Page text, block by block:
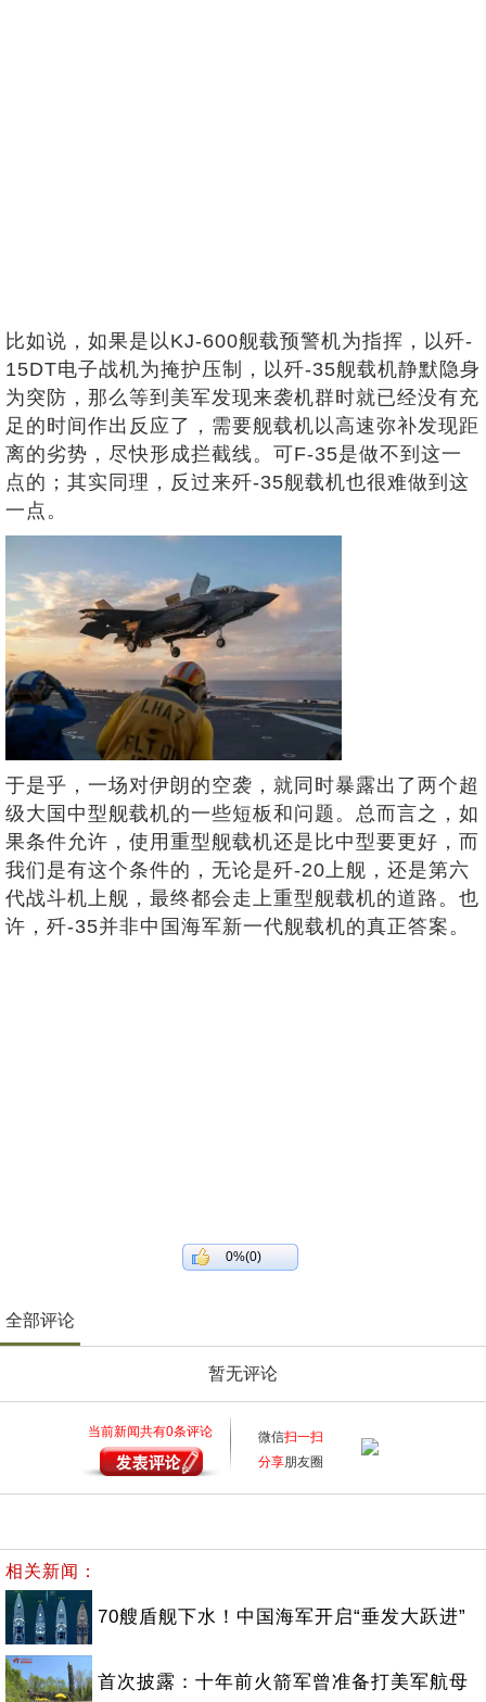
比如说，如果是以KJ-600舰载预警机为指挥，以歼-
15DT电子战机为掩护压制，以歼-35舰载机静默隐身
为突防，那么等到美军发现来袭机群时就已经没有充
足的时间作出反应了，需要舰载机以高速弥补发现距
离的劣势，尽快形成拦截线。可F-35是做不到这一
点的；其实同理，反过来歼-35舰载机也很难做到这
一点。
于是乎，一场对伊朗的空袭，就同时暴露出了两个超
级大国中型舰载机的一些短板和问题。总而言之，如
果条件允许，使用重型舰载机还是比中型要更好，而
我们是有这个条件的，无论是歼-20上舰，还是第六
代战斗机上舰，最终都会走上重型舰载机的道路。也
许，歼-35并非中国海军新一代舰载机的真正答案。
0%(0)
全部评论
暂无评论
当前新闻共有0条评论 微信扫一扫
分享朋友圈
相关新闻：
70艘盾舰下水！中国海军开启“垂发大跃进”
首次披露：十年前火箭军曾准备打美军航母